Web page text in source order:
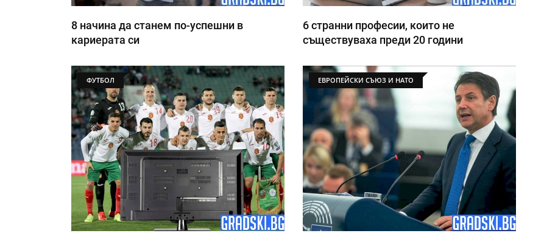
8 начина да станем по-успешни в
кариерата си
6 странни професии, които не
съществуваха преди 20 години
ФУТБОЛ ЕВРОПЕЙСКИ СЪЮЗ И НАТО